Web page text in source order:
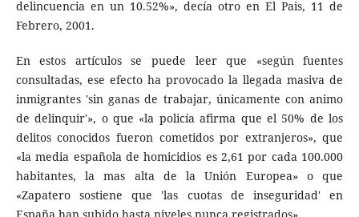
delincuencia en un 10.52%», decía otro en El Pais, 11 de
Febrero, 2001.
En estos artículos se puede leer que «según fuentes
consultadas, ese efecto ha provocado la llegada masiva de
inmigrantes 'sin ganas de trabajar, únicamente con animo
de delinquir'», o que «la policía afirma que el 50% de los
delitos conocidos fueron cometidos por extranjeros», que
«la media española de homicidios es 2,61 por cada 100.000
habitantes, la mas alta de la Unión Europea» o que
«Zapatero sostiene que 'las cuotas de inseguridad' en